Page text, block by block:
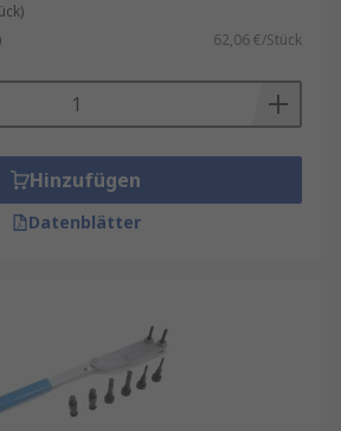
62,06 €/Stück
Hinzufügen
Datenblätter